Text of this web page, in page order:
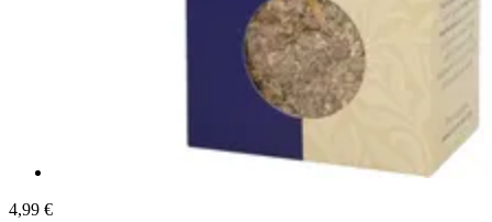
4,99 €